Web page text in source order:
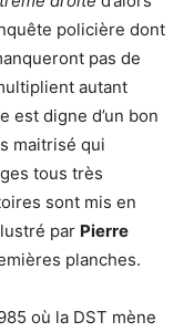
policière dont
pas de
autant
est digne d’un bon
maitrisé qui
tous très
sont mis en
par Pierre
planches.
où la DST mène